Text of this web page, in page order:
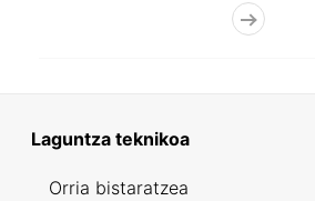
Laguntza teknikoa
Orria bistaratzea